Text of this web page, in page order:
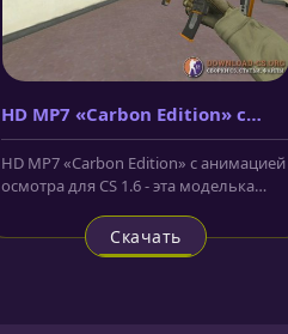
HD MP7 «Carbon Edition» с
анимацией осмотра
HD MP7 «Carbon Edition» с анимацией
осмотра для CS 1.6 - эта моделька
Скачать